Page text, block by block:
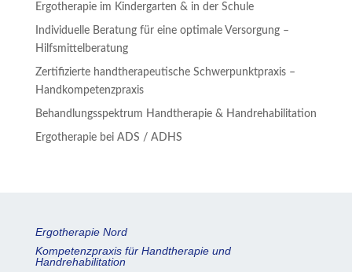
Ergotherapie im Kindergarten & in der Schule
Individuelle Beratung für eine optimale Versorgung –
Hilfsmittelberatung
Zertifizierte handtherapeutische Schwerpunktpraxis –
Handkompetenzpraxis
Behandlungsspektrum Handtherapie & Handrehabilitation
Ergotherapie bei ADS / ADHS
Ergotherapie Nord
Kompetenzpraxis für Hand­therapie und
Handrehabilitation